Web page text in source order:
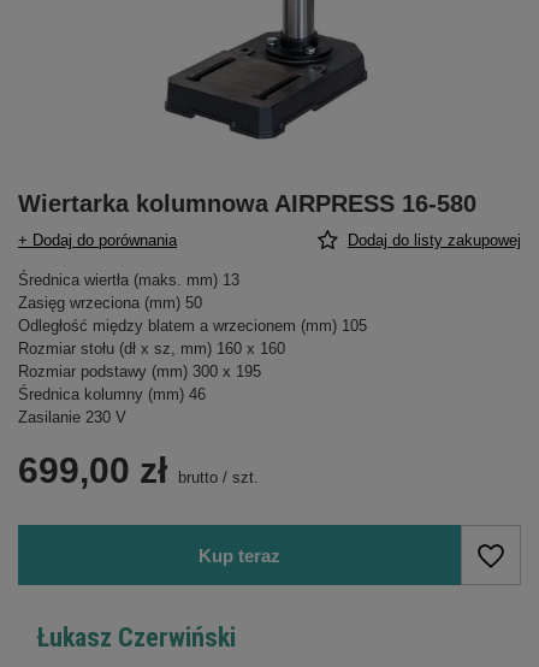
Wiertarka kolumnowa AIRPRESS 16-580
+ Dodaj do porównania Dodaj do listy zakupowej
Średnica wiertła (maks. mm) 13
Zasięg wrzeciona (mm) 50
Odległość między blatem a wrzecionem (mm) 105
Rozmiar stołu (dł x sz, mm) 160 x 160
Rozmiar podstawy (mm) 300 x 195
Średnica kolumny (mm) 46
Zasilanie 230 V
699,00 zł brutto / szt.
Kup teraz
Łukasz Czerwiński